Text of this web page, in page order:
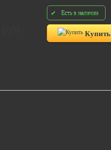
Есть в наличии
Купить